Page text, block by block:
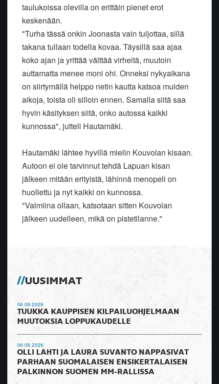
taulukoissa olevilla on erittäin pienet erot
keskenään.
"Turha tässä onkin Joonasta vain tuijottaa, sillä
takana tullaan todella kovaa. Täysillä saa ajaa
koko ajan ja yrittää välttää virheitä, muutoin
auttamatta menee moni ohi. Onneksi nykyaikana
on siirtymällä helppo netin kautta katsoa muiden
aikoja, toista oli silloin ennen. Samalla siitä saa
hyvin käsityksen siitä, onko autossa kaikki
kunnossa", jutteli Hautamäki.
Hautamäki lähtee hyvillä mielin Kouvolan kisaan.
Autoon ei ole tarvinnut tehdä Lapuan kisan
jälkeen mitään erityistä, lähinnä menopeli on
huollettu ja nyt kaikki on kunnossa.
"Valmiina ollaan, katsotaan sitten Kouvolan
jälkeen uudelleen, mikä on pistetilanne."
UUSIMMAT
06.08.2026
TUUKKA KAUPPISEN KILPAILUOHJELMAAN
MUUTOKSIA LOPPUKAUDELLE
06.08.2026
OLLI LAHTI JA LAURA SUVANTO NAPPASIVAT
PARHAAN SUOMALAISEN ENSIKERTALAISEN
PALKINNON SUOMEN MM-RALLISSA